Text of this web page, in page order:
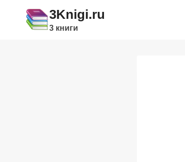
содержимому
3Knigi.ru
3 книги